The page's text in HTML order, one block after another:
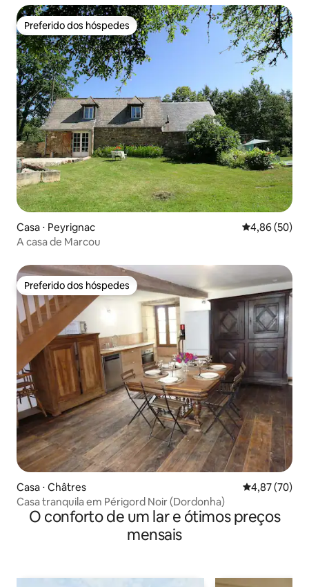
Preferido dos hóspedes
Preferido dos hóspedes
Casa ⋅ Peyrignac 4,86 de uma
4,86 (50)
A casa de Marcou
Preferido dos hóspedes
Preferido dos hóspedes
Casa ⋅ Châtres 4,87 de uma
4,87 (70)
Casa tranquila em Périgord Noir (Dordonha)
O conforto de um lar e ótimos preços
mensais